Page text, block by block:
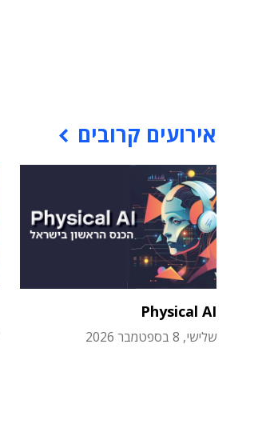
אירועים קרובים
Physical AI
שלישי, 8 בספטמבר 2026